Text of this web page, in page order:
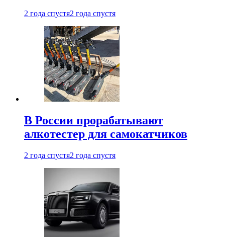
2 года спустя2 года спустя
В России прорабатывают
алкотестер для самокатчиков
2 года спустя2 года спустя